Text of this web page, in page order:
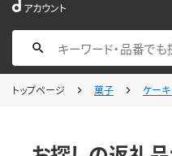
アカウント
トップページ 菓子 ケーキ